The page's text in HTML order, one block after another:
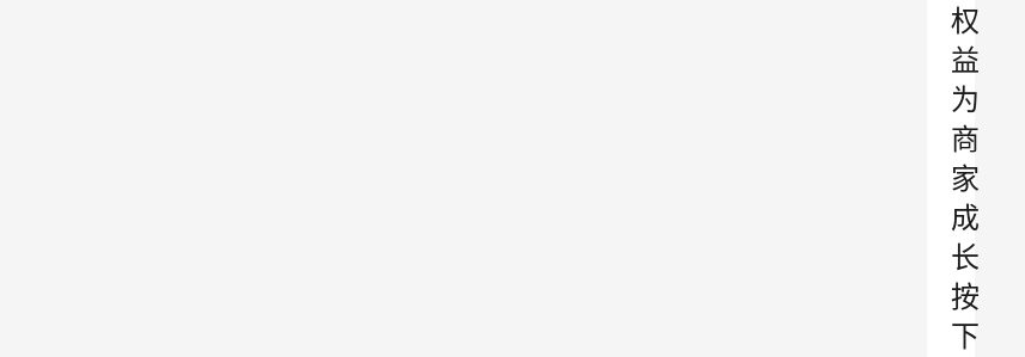
权
益
为
商
家
成
长
按
下